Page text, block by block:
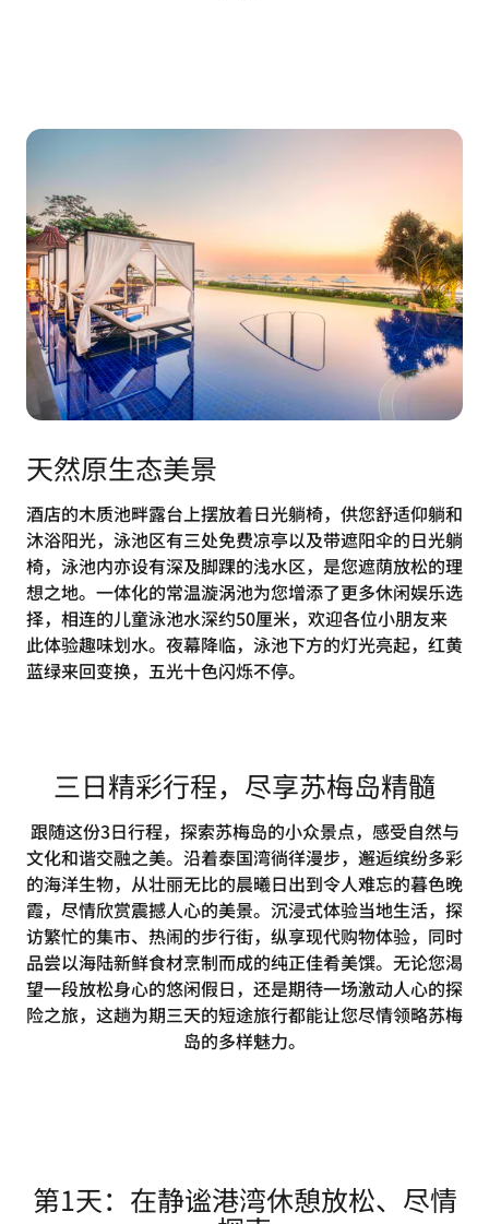
天然原生态美景
酒店的木质池畔露台上摆放着日光躺椅，供您舒适仰躺和
沐浴阳光，泳池区有三处免费凉亭以及带遮阳伞的日光躺
椅，泳池内亦设有深及脚踝的浅水区，是您遮荫放松的理
想之地。一体化的常温漩涡池为您增添了更多休闲娱乐选
择，相连的儿童泳池水深约50厘米，欢迎各位小朋友来
此体验趣味划水。夜幕降临，泳池下方的灯光亮起，红黄
蓝绿来回变换，五光十色闪烁不停。
三日精彩行程，尽享苏梅岛精髓
跟随这份3日行程，探索苏梅岛的小众景点，感受自然与
文化和谐交融之美。沿着泰国湾徜徉漫步，邂逅缤纷多彩
的海洋生物，从壮丽无比的晨曦日出到令人难忘的暮色晚
霞，尽情欣赏震撼人心的美景。沉浸式体验当地生活，探
访繁忙的集市、热闹的步行街，纵享现代购物体验，同时
品尝以海陆新鲜食材烹制而成的纯正佳肴美馔。无论您渴
望一段放松身心的悠闲假日，还是期待一场激动人心的探
险之旅，这趟为期三天的短途旅行都能让您尽情领略苏梅
岛的多样魅力。
第1天：在静谧港湾休憩放松、尽情